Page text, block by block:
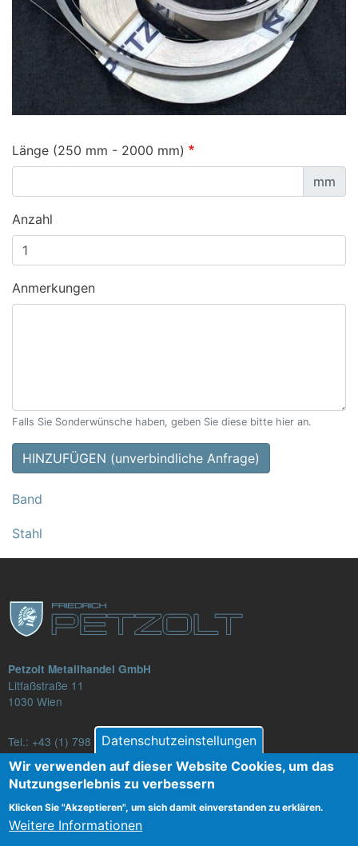
Länge (250 mm - 2000 mm)
mm
Anzahl
Anmerkungen
Falls Sie Sonderwünsche haben, geben Sie diese bitte hier an.
HINZUFÜGEN (unverbindliche Anfrage)
Band
Stahl
Petzolt Metallhandel GmbH
Litfaßstraße 11
1030 Wien
Tel.: +43 (1) 798 82 88-16
E-Mail: verkauf@petzolt.at
Datenschutzeinstellungen
Wir verwenden auf dieser Website Cookies, um das
Nutzungserlebnis zu verbessern
Klicken Sie "Akzeptieren", um sich damit einverstanden zu erklären.
Weitere Informationen